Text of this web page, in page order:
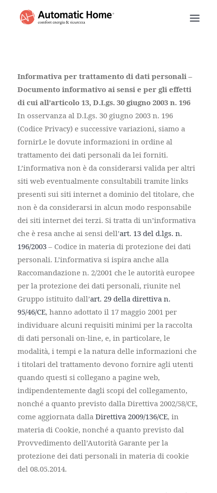
TENDE DA SOLE
PERSIANE
SARACINESCHE
RECENSIONI
INFO
NUMERO VERDE
Informativa per trattamento di dati personali –
Documento informativo ai sensi e per gli effetti
di cui all’articolo 13, D.Lgs. 30 giugno 2003 n. 196
In osservanza al D.Lgs. 30 giugno 2003 n. 196
(Codice Privacy) e successive variazioni, siamo a
fornirLe le dovute informazioni in ordine al
trattamento dei dati personali da lei forniti.
L’informativa non è da considerarsi valida per altri
siti web eventualmente consultabili tramite links
presenti sui siti internet a dominio del titolare, che
non è da considerarsi in alcun modo responsabile
dei siti internet dei terzi. Si tratta di un’informativa
che è resa anche ai sensi dell’art. 13 del d.lgs. n.
196/2003 – Codice in materia di protezione dei dati
personali. L’informativa si ispira anche alla
Raccomandazione n. 2/2001 che le autorità europee
per la protezione dei dati personali, riunite nel
Gruppo istituito dall’art. 29 della direttiva n.
95/46/CE, hanno adottato il 17 maggio 2001 per
individuare alcuni requisiti minimi per la raccolta
di dati personali on-line, e, in particolare, le
modalità, i tempi e la natura delle informazioni che
i titolari del trattamento devono fornire agli utenti
quando questi si collegano a pagine web,
indipendentemente dagli scopi del collegamento,
nonché a quanto previsto dalla Direttiva 2002/58/CE,
come aggiornata dalla Direttiva 2009/136/CE, in
materia di Cookie, nonché a quanto previsto dal
Provvedimento dell’Autorità Garante per la
protezione dei dati personali in materia di cookie
del 08.05.2014.